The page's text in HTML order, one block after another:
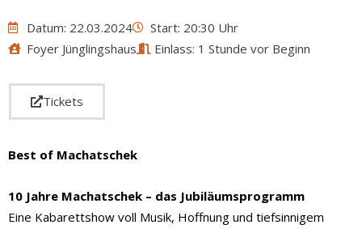
Datum: 22.03.2024
Start: 20:30 Uhr
Foyer Jünglingshaus
Einlass: 1 Stunde vor Beginn
Tickets
Best of Machatschek
10 Jahre Machatschek – das Jubiläumsprogramm
Eine Kabarettshow voll Musik, Hoffnung und tiefsinnigem